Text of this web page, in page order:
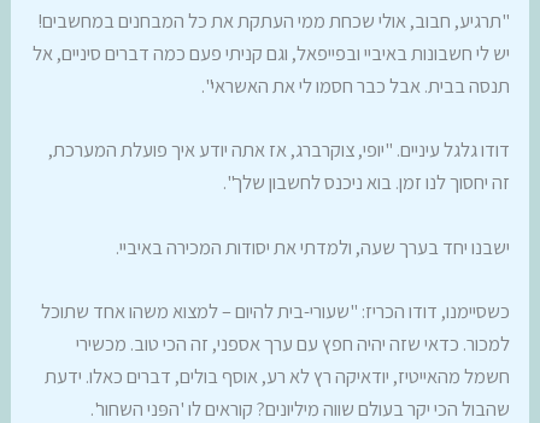
"תרגיע, חבוב, אולי שכחת ממי העתקת את כל המבחנים במחשבים!
יש לי חשבונות באיביי ובפייפאל, וגם קניתי פעם כמה דברים סיניים, אל
תנסה בבית. אבל כבר חסמו לי את האשראי".
דודו גלגל עיניים. "יופי, צוקרברג, אז אתה יודע איך פועלת המערכת,
זה יחסוך לנו זמן. בוא ניכנס לחשבון שלך".
ישבנו יחד בערך שעה, ולמדתי את יסודות המכירה באיביי.
כשסיימנו, דודו הכריז: "שעורי-בית להיום – למצוא משהו אחד שתוכל
למכור. כדאי שזה יהיה חפץ עם ערך אספני, זה הכי טוב. מכשירי
חשמל מהאייטיז, יודאיקה רץ לא רע, אוסף בולים, דברים כאלו. ידעת
שהבול הכי יקר בעולם שווה מיליונים? קוראים לו 'הפּני השחור'.